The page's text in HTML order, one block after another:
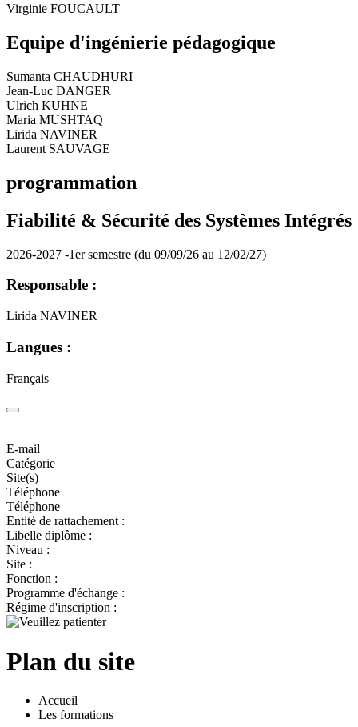
Virginie FOUCAULT
Equipe d'ingénierie pédagogique
Sumanta CHAUDHURI
Jean-Luc DANGER
Ulrich KUHNE
Maria MUSHTAQ
Lirida NAVINER
Laurent SAUVAGE
programmation
Fiabilité & Sécurité des Systèmes Intégrés
2026-2027 -1er semestre (du 09/09/26 au 12/02/27)
Responsable :
Lirida NAVINER
Langues :
Français
E-mail
Catégorie
Site(s)
Téléphone
Téléphone
Entité de rattachement :
Libelle diplôme :
Niveau :
Site :
Fonction :
Programme d'échange :
Régime d'inscription :
Plan du site
Accueil
Les formations